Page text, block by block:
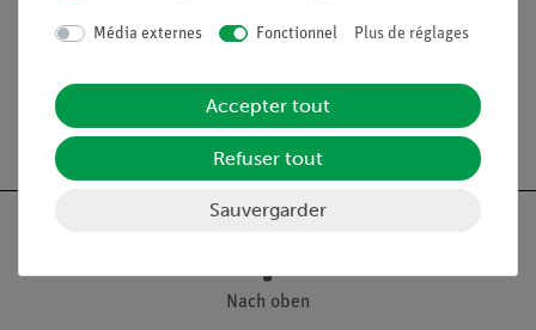
Médias / Téléchargements
Livraison gratuite à partir de 300,- €.
Nach oben
Média externes Fonctionnel Plus de réglages
Accepter tout
Refuser tout
Sauvergarder